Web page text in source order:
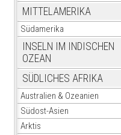
MITTELAMERIKA
Südamerika
INSELN IM INDISCHEN
OZEAN
SÜDLICHES AFRIKA
Australien & Ozeanien
Südost-Asien
Arktis